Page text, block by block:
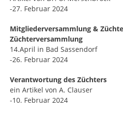
-27. Februar 2024
Mitgliederversammlung &
Züchterversammlung
14.April in Bad Sassendorf
-26. Februar 2024
Verantwortung des Züchters
ein Artikel von A. Clauser
-10. Februar 2024